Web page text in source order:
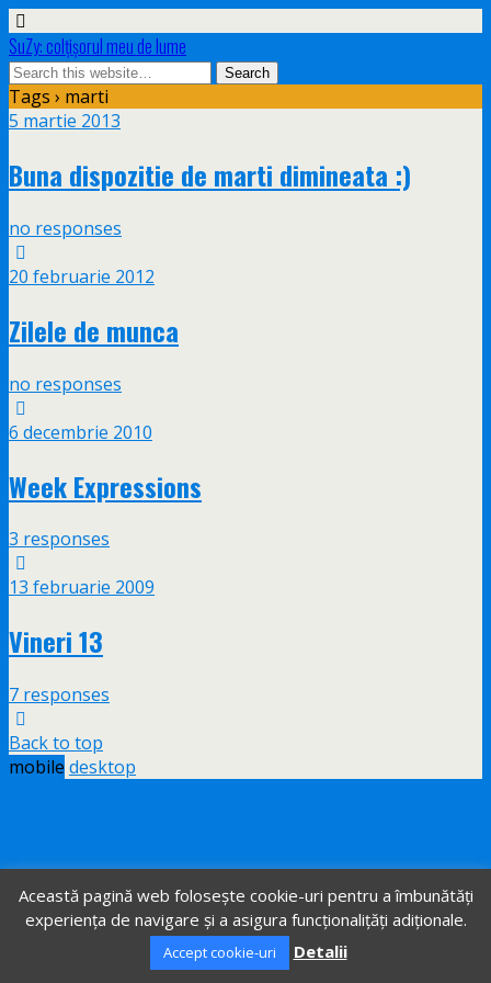
SuZy: colţişorul meu de lume
Tags › marti
5 martie 2013
Buna dispozitie de marti dimineata :)
no responses
20 februarie 2012
Zilele de munca
no responses
6 decembrie 2010
Week Expressions
3 responses
13 februarie 2009
Vineri 13
7 responses
Această pagină web folosește cookie-uri pentru a îmbunătăți
experiența de navigare și a asigura funcționalițăți adiționale.
Accept cookie-uri Detalii
Back to top
mobile desktop